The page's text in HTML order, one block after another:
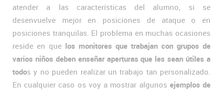
atender a las características del alumno, si se
desenvuelve mejor en posiciones de ataque o en
posiciones tranquilas. El problema en muchas ocasiones
reside en que los monitores que trabajan con grupos de
varios niños deben enseñar aperturas que les sean útiles a
todos y no pueden realizar un trabajo tan personalizado.
En cualquier caso os voy a mostrar algunos ejemplos de